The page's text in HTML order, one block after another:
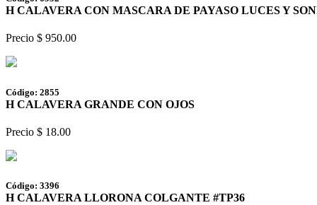
H CALAVERA CON MASCARA DE PAYASO LUCES Y
Precio $ 950.00
Código: 2855
H CALAVERA GRANDE CON OJOS
Precio $ 18.00
Código: 3396
H CALAVERA LLORONA COLGANTE #TP36